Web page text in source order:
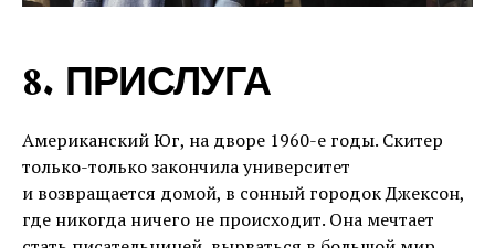
8. ПРИСЛУГА
Американский Юг, на дворе 1960-е годы. Скитер
только-только закончила университет
и возвращается домой, в сонный городок Джексон,
где никогда ничего не происходит. Она мечтает